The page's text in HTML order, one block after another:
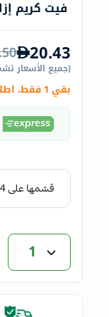
الماركات
Humantara
carroten
betadine
eucerin
vitabiotics
bioderma
vichy
acm
dymatize
فيت كريم
20.43
(جميع الأسعار
بقي 1 فقط، اطلب الآن
1